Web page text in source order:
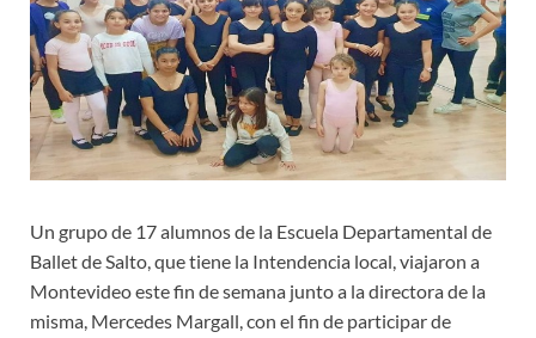
Un grupo de 17 alumnos de la Escuela Departamental de
Ballet de Salto, que tiene la Intendencia local, viajaron a
Montevideo este fin de semana junto a la directora de la
misma, Mercedes Margall, con el fin de participar de